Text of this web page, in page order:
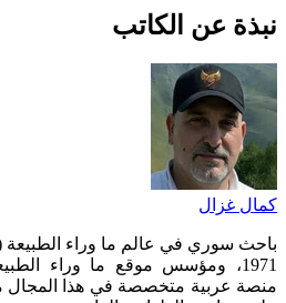
نبذة عن الكاتب
كمال غزال
باحث سوري في عالم ما وراء الطبيعة